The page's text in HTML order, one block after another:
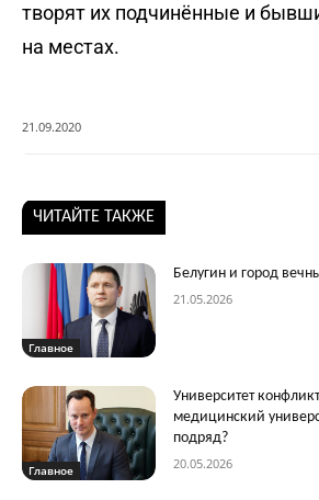
творят их подчинённые и
на местах.
21.09.2020
ЧИТАЙТЕ ТАКЖЕ
Главное
Белугин и город
21.05.2026
Главное
Университет
медицинский
подряд?
20.05.2026